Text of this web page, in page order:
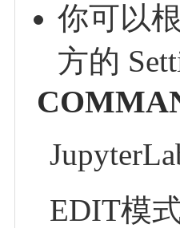
你可以
方的
EDIT模